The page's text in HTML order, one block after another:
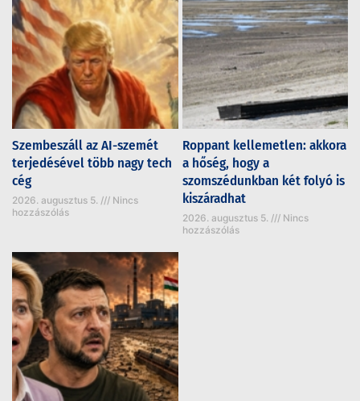
Szembeszáll az AI-szemét
terjedésével több nagy tech
cég
2026. augusztus 5.
Nincs
hozzászólás
Roppant kellemetlen: akkora
a hőség, hogy a
szomszédunkban két folyó is
kiszáradhat
2026. augusztus 5.
Nincs
hozzászólás